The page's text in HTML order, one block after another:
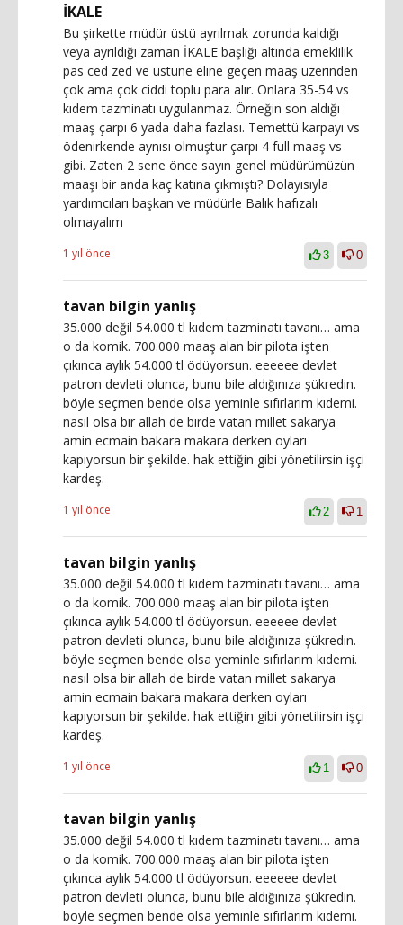
İKALE
Bu şirkette müdür üstü ayrılmak zorunda kaldığı
veya ayrıldığı zaman İKALE başlığı altında emeklilik
pas ced zed ve üstüne eline geçen maaş üzerinden
çok ama çok ciddi toplu para alır. Onlara 35-54 vs
kıdem tazminatı uygulanmaz. Örneğin son aldığı
maaş çarpı 6 yada daha fazlası. Temettü karpayı vs
ödenirkende aynısı olmuştur çarpı 4 full maaş vs
gibi. Zaten 2 sene önce sayın genel müdürümüzün
maaşı bir anda kaç katına çıkmıştı? Dolayısıyla
yardımcıları başkan ve müdürle Balık hafızalı
olmayalım
1 yıl önce 3 0
tavan bilgin yanlış
35.000 değil 54.000 tl kıdem tazminatı tavanı… ama
o da komik. 700.000 maaş alan bir pilota işten
çıkınca aylık 54.000 tl ödüyorsun. eeeeee devlet
patron devleti olunca, bunu bile aldığınıza şükredin.
böyle seçmen bende olsa yeminle sıfırlarım kıdemi.
nasıl olsa bir allah de birde vatan millet sakarya
amin ecmain bakara makara derken oyları
kapıyorsun bir şekilde. hak ettiğin gibi yönetilirsin işçi
kardeş.
1 yıl önce 2 1
tavan bilgin yanlış
35.000 değil 54.000 tl kıdem tazminatı tavanı… ama
o da komik. 700.000 maaş alan bir pilota işten
çıkınca aylık 54.000 tl ödüyorsun. eeeeee devlet
patron devleti olunca, bunu bile aldığınıza şükredin.
böyle seçmen bende olsa yeminle sıfırlarım kıdemi.
nasıl olsa bir allah de birde vatan millet sakarya
amin ecmain bakara makara derken oyları
kapıyorsun bir şekilde. hak ettiğin gibi yönetilirsin işçi
kardeş.
1 yıl önce 1 0
tavan bilgin yanlış
35.000 değil 54.000 tl kıdem tazminatı tavanı… ama
o da komik. 700.000 maaş alan bir pilota işten
çıkınca aylık 54.000 tl ödüyorsun. eeeeee devlet
patron devleti olunca, bunu bile aldığınıza şükredin.
böyle seçmen bende olsa yeminle sıfırlarım kıdemi.